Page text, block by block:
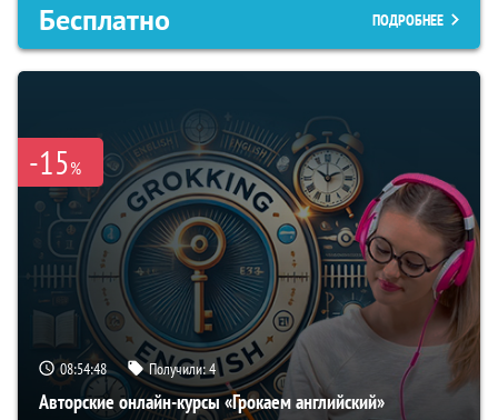
Бесплатно ПОДРОБНЕЕ
-15%
08:54:47 Получили:4
Авторские онлайн-курсы «Грокаем английский»